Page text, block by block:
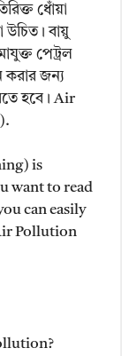
ধোঁয়া
উচিত। বায়ু
পেট্রল
করার জন্য
হবে। Air
is
want to read
can easily
Pollution